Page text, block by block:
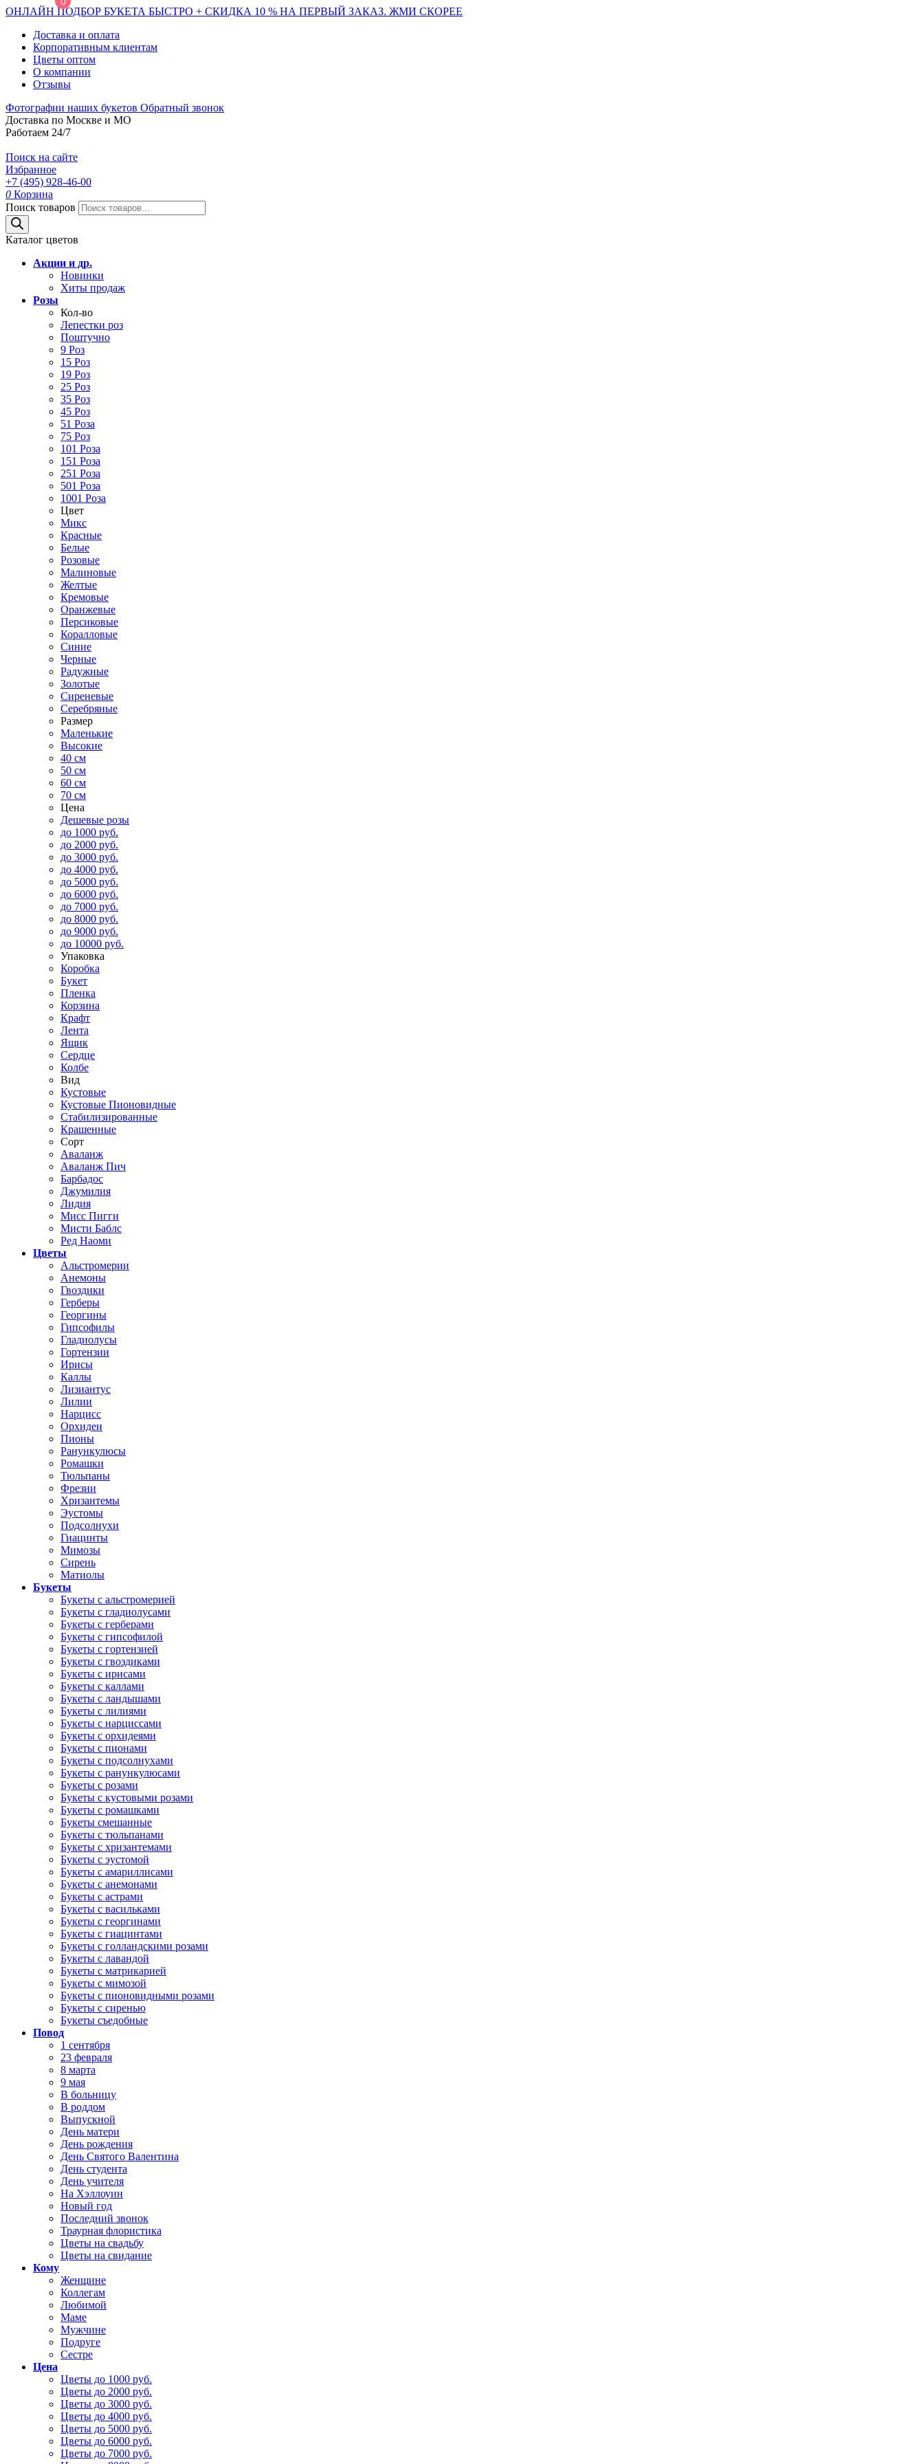
ОНЛАЙН ПОДБОР БУКЕТА БЫСТРО + СКИДКА 10 % НА ПЕРВЫЙ ЗАКАЗ. ЖМИ СКОРЕЕ
Доставка и оплата
Корпоративным клиентам
Цветы оптом
О компании
Отзывы
Фотографии наших букетов Обратный звонок
Доставка по Москве и МО
Работаем 24/7
Поиск на сайте
Избранное
+7 (495) 928-46-00
0 Корзина
Поиск товаров
Каталог цветов
Акции и др.
Новинки
Хиты продаж
Розы
Кол-во
Лепестки роз
Поштучно
9 Роз
15 Роз
19 Роз
25 Роз
35 Роз
45 Роз
51 Роза
75 Роз
101 Роза
151 Роза
251 Роза
501 Роза
1001 Роза
Цвет
Микс
Красные
Белые
Розовые
Малиновые
Желтые
Кремовые
Оранжевые
Персиковые
Коралловые
Синие
Черные
Радужные
Золотые
Сиреневые
Серебряные
Размер
Маленькие
Высокие
40 см
50 см
60 см
70 см
Цена
Дешевые розы
до 1000 руб.
до 2000 руб.
до 3000 руб.
до 4000 руб.
до 5000 руб.
до 6000 руб.
до 7000 руб.
до 8000 руб.
до 9000 руб.
до 10000 руб.
Упаковка
Коробка
Букет
Пленка
Корзина
Крафт
Лента
Ящик
Сердце
Колбе
Вид
Кустовые
Кустовые Пионовидные
Стабилизированные
Крашенные
Сорт
Аваланж
Аваланж Пич
Барбадос
Джумилия
Лидия
Мисс Пигги
Мисти Баблс
Ред Наоми
Цветы
Альстромерии
Анемоны
Гвоздики
Герберы
Георгины
Гипсофилы
Гладиолусы
Гортензии
Ирисы
Каллы
Лизиантус
Лилии
Нарцисс
Орхидеи
Пионы
Ранункулюсы
Ромашки
Тюльпаны
Фрезии
Хризантемы
Эустомы
Подсолнухи
Гиацинты
Мимозы
Сирень
Матиолы
Букеты
Букеты с альстромерией
Букеты с гладиолусами
Букеты с герберами
Букеты с гипсофилой
Букеты с гортензией
Букеты с гвоздиками
Букеты с ирисами
Букеты с каллами
Букеты с ландышами
Букеты с лилиями
Букеты с нарциссами
Букеты с орхидеями
Букеты с пионами
Букеты с подсолнухами
Букеты с ранункулюсами
Букеты с розами
Букеты с кустовыми розами
Букеты с ромашками
Букеты смешанные
Букеты с тюльпанами
Букеты с хризантемами
Букеты с эустомой
Букеты с амариллисами
Букеты с анемонами
Букеты с астрами
Букеты с васильками
Букеты с георгинами
Букеты с гиацинтами
Букеты с голландскими розами
Букеты с лавандой
Букеты с матрикарией
Букеты с мимозой
Букеты с пионовидными розами
Букеты с сиренью
Букеты съедобные
Повод
1 сентября
23 февраля
8 марта
9 мая
В больницу
В роддом
Выпускной
День матери
День рождения
День Святого Валентина
День студента
День учителя
На Хэллоуин
Новый год
Последний звонок
Траурная флористика
Цветы на свадьбу
Цветы на свидание
Кому
Женщине
Коллегам
Любимой
Маме
Мужчине
Подруге
Сестре
Цена
Цветы до 1000 руб.
Цветы до 2000 руб.
Цветы до 3000 руб.
Цветы до 4000 руб.
Цветы до 5000 руб.
Цветы до 6000 руб.
Цветы до 7000 руб.